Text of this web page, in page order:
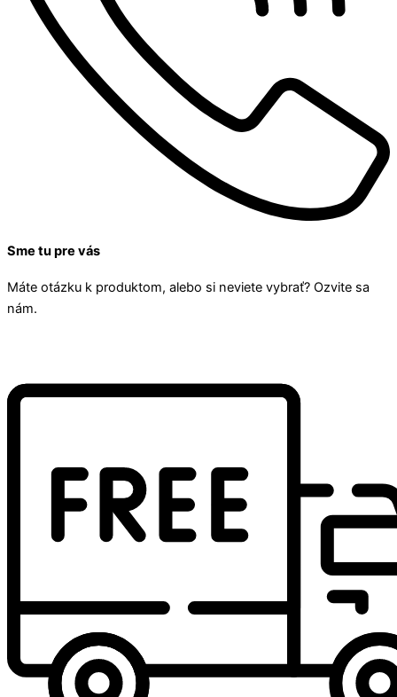
Sme tu pre vás
Máte otázku k produktom, alebo si neviete vybrať? Ozvite sa
nám.